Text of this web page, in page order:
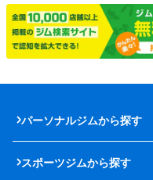
パーソナルジムから探す
スポーツジムから探す